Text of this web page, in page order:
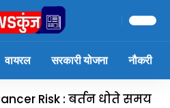
वायरल सरकारी योजना नौकरी
Risk : बर्तन धोते समय